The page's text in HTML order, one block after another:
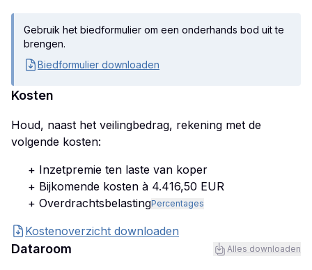
Gebruik het biedformulier om een onderhands bod uit te
brengen.
Biedformulier downloaden
Kosten
Houd, naast het veilingbedrag, rekening met de
volgende kosten:
+ Inzetpremie ten laste van koper
+ Bijkomende kosten à 4.416,50 EUR
+ OverdrachtsbelastingPercentages
Kostenoverzicht downloaden
Dataroom Alles downloaden